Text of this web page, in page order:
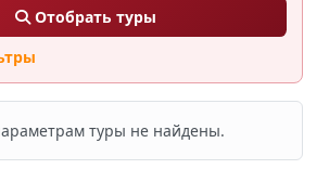
Отобрать туры
туры не найдены.